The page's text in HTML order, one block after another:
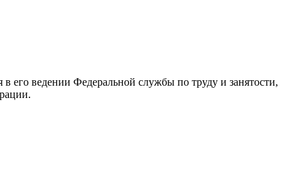
его ведении Федеральной службы по труду и занятости,